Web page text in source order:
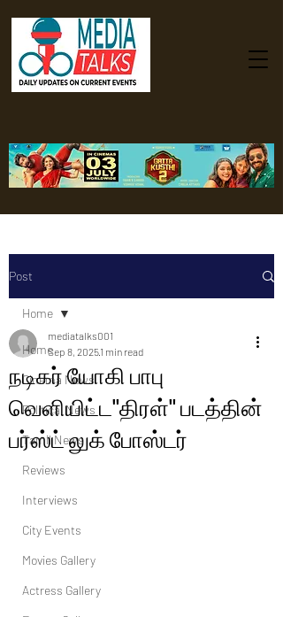
Post
Home
Cinema News
Political News
Tamil News
Reviews
Interviews
City Events
Movies Gallery
Actress Gallery
Home
நடிகர் யோகி பாபு
வெளியிட்ட"திரள்" படத்தின்
பர்ஸ்ட் லுக் போஸ்டர்
mediatalks001
Sep 8, 20251 min read